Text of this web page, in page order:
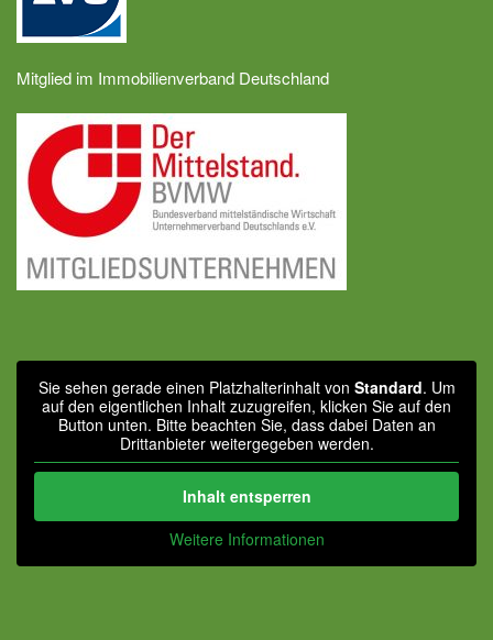
Mitglied im Immobilienverband Deutschland
Sie sehen gerade einen Platzhalterinhalt von Standard. Um
auf den eigentlichen Inhalt zuzugreifen, klicken Sie auf den
Button unten. Bitte beachten Sie, dass dabei Daten an
Drittanbieter weitergegeben werden.
Inhalt entsperren
Weitere Informationen